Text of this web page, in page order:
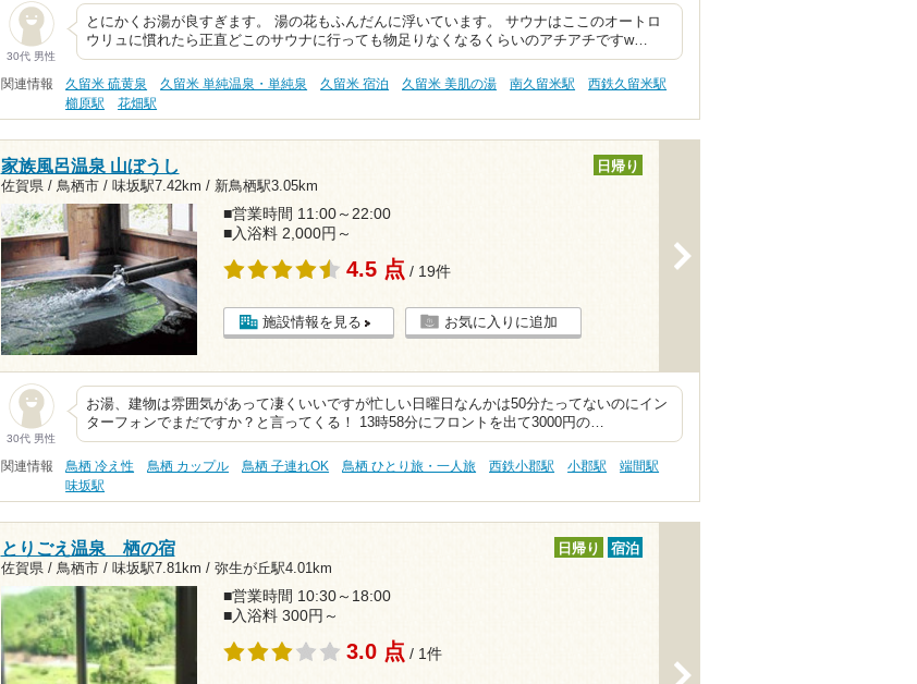
30代 男性
とにかくお湯が良すぎます。 湯の花もふんだんに浮いています。 サウナはここのオートロ
ウリュに慣れたら正直どこのサウナに行っても物足りなくなるくらいのアチアチですw…
関連情報 久留米 硫黄泉 久留米 単純温泉・単純泉 久留米 宿泊 久留米 美肌の湯 南久留米駅
西鉄久留米駅
櫛原駅
花畑駅
家族風呂温泉 山ぼうし
佐賀県 / 鳥栖市 / 味坂駅7.42km / 新鳥栖駅3.05km
日帰り
■営業時間 11:00～22:00
■入浴料 2,000円～
4.5 点 / 19件
施設情報を見る お気に入りに追加
30代 男性
お湯、建物は雰囲気があって凄くいいですが忙しい日曜日なんかは50分たってないのにイン
ターフォンでまだですか？と言ってくる！ 13時58分にフロントを出て3000円の…
関連情報 鳥栖 冷え性 鳥栖 カップル 鳥栖 子連れOK 鳥栖 ひとり旅・一人旅 西鉄小郡駅 小郡駅
端間駅
味坂駅
とりごえ温泉 栖の宿
佐賀県 / 鳥栖市 / 味坂駅7.81km / 弥生が丘駅4.01km
日帰り 宿泊
■営業時間 10:30～18:00
■入浴料 300円～
3.0 点 / 1件